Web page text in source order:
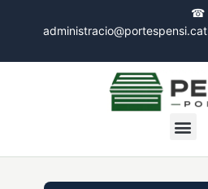
☎
administracio@portespensi.cat